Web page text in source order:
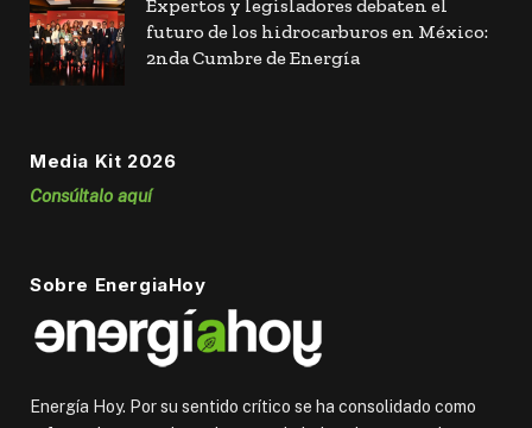
Expertos y legisladores debaten el
futuro de los hidrocarburos en México:
2nda Cumbre de Energía
Media Kit 2026
Consúltalo aquí
Sobre EnergiaHoy
Energía Hoy. Por su sentido crítico se ha consolidado como